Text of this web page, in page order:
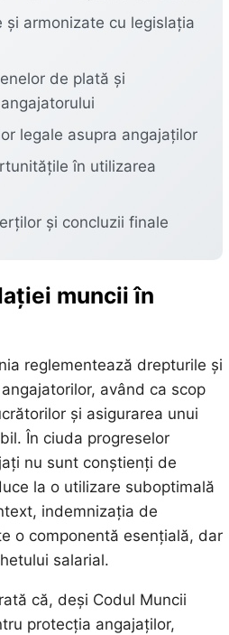
și armonizate cu legislația
de plată și
legale asupra angajaților
în utilizarea
și concluzii finale
muncii în
reglementează drepturile și
având ca scop
și asigurarea unui
În ciuda progreselor
nu sunt conștienți de
la o utilizare suboptimală
indemnizația de
o componentă esențială, dar
salarial.
că, deși Codul Muncii
protecția angajaților,